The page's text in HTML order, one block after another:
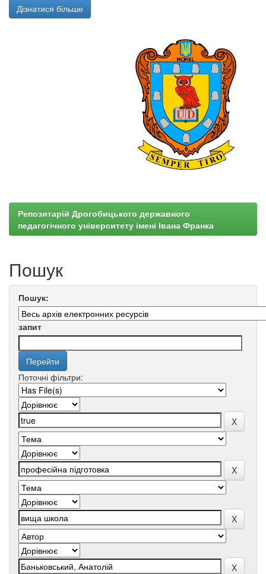
Дізнатися більше
Репозитарій Дрогобицького державного
педагогічного університету імені Івана Франка
Пошук
Пошук:
запит
Поточні фільтри: